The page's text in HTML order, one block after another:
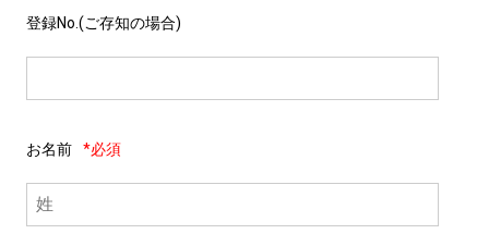
登録No.(ご存知の場合)
お名前 *必須